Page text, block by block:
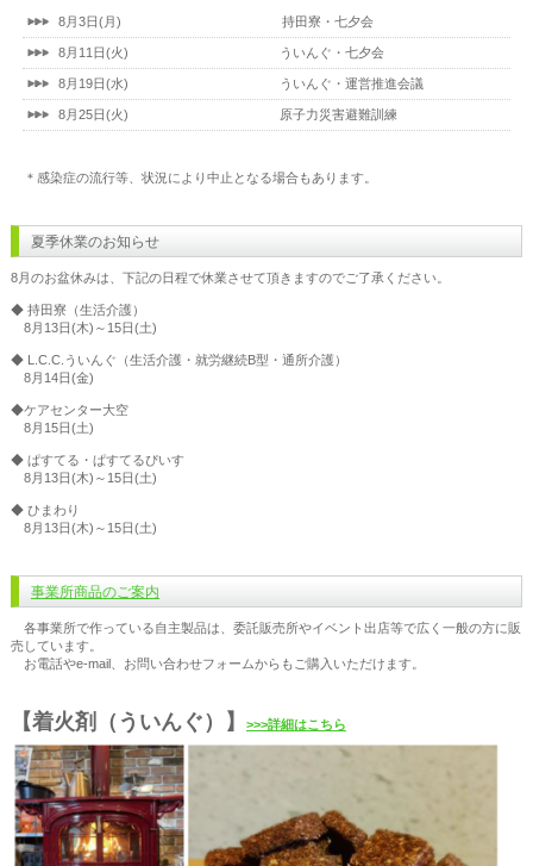
8月3日(月) 持田寮・七夕会
8月11日(火) ういんぐ・七夕会
8月19日(水) ういんぐ・運営推進会議
8月25日(火) 原子力災害避難訓練
＊感染症の流行等、状況により中止となる場合もあります。
夏季休業のお知らせ
8月のお盆休みは、下記の日程で休業させて頂きますのでご了承ください。
◆ 持田寮（生活介護）
8月13日(木)～15日(土)
◆ L.C.C.ういんぐ（生活介護・就労継続B型・通所介護）
8月14日(金)
◆ケアセンター大空
8月15日(土)
◆ ぱすてる・ぱすてるぴいす
8月13日(木)～15日(土)
◆ ひまわり
8月13日(木)～15日(土)
事業所商品のご案内
各事業所で作っている自主製品は、委託販売所やイベント出店等で広く一般の方に販
売しています。
お電話やe-mail、お問い合わせフォームからもご購入いただけます。
【着火剤（ういんぐ）】 >>>詳細はこちら